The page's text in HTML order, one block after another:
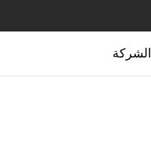
الشركة